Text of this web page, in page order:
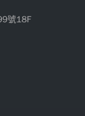
號18F